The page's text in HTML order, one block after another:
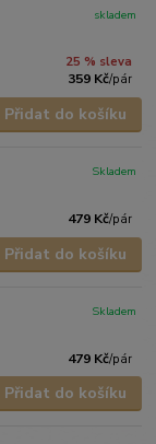
25 % sleva
359 Kč/pár
skladem
Přidat do košíku
479 Kč/pár
Skladem
Přidat do košíku
479 Kč/pár
Skladem
Přidat do košíku